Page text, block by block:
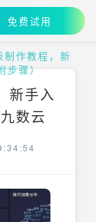
免费试用
作教程，新
骤）
新手入
数云